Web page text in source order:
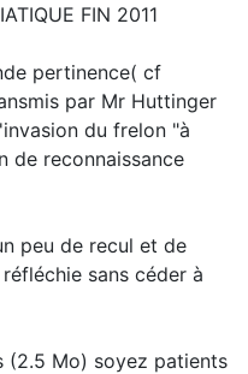
FIN 2011
pertinence( cf
par Mr Huttinger
du frelon "à
de reconnaissance
peu de recul et de
sans céder à
(2.5 Mo) soyez patients